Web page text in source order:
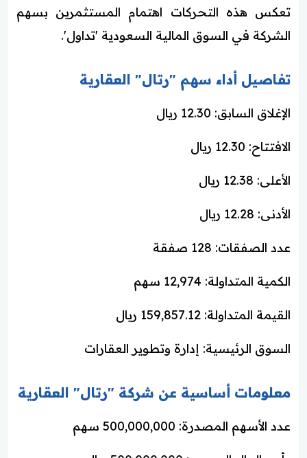
تعكس هذه التحركات اهتمام المستثمرين بسهم
الشركة في السوق المالية السعودية 'تداول'.
تفاصيل أداء سهم "رتال" العقارية
الإغلاق السابق: 12.30 ريال
الافتتاح: 12.30 ريال
الأعلى: 12.38 ريال
الأدنى: 12.28 ريال
عدد الصفقات: 128 صفقة
الكمية المتداولة: 12,974 سهم
القيمة المتداولة: 159,857.12 ريال
السوق الرئيسية: إدارة وتطوير العقارات
معلومات أساسية عن شركة "رتال" العقارية
عدد الأسهم المصدرة: 500,000,000 سهم